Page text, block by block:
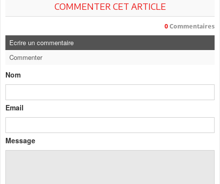
COMMENTER CET ARTICLE
0 Commentaires
Ecrire un commentaire
Commenter
Nom
Email
Message